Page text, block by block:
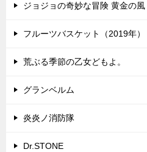
ジョジョの奇妙な冒険 黄金の風
フルーツバスケット（2019年）
荒ぶる季節の乙女どもよ。
グランベルム
炎炎ノ消防隊
Dr.STONE